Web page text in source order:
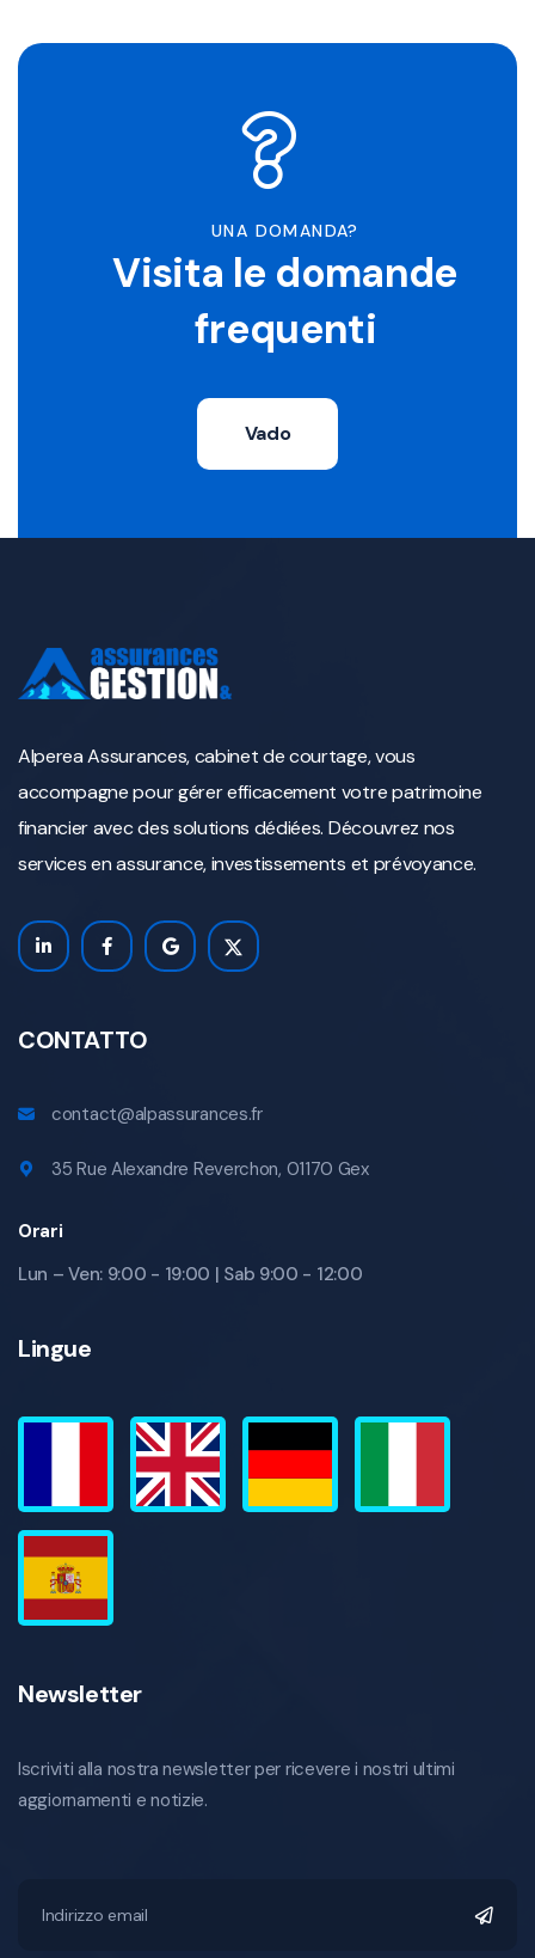
UNA DOMANDA?
Visita le domande
frequenti
Vado
Alperea Assurances, cabinet de courtage, vous
accompagne pour gérer efficacement votre patrimoine
financier avec des solutions dédiées. Découvrez nos
services en assurance, investissements et prévoyance.
CONTATTO
contact@alpassurances.fr
35 Rue Alexandre Reverchon, 01170 Gex
Orari
Lun – Ven: 9:00 - 19:00 | Sab 9:00 - 12:00
Lingue
Newsletter
Iscriviti alla nostra newsletter per ricevere i nostri ultimi
aggiornamenti e notizie.